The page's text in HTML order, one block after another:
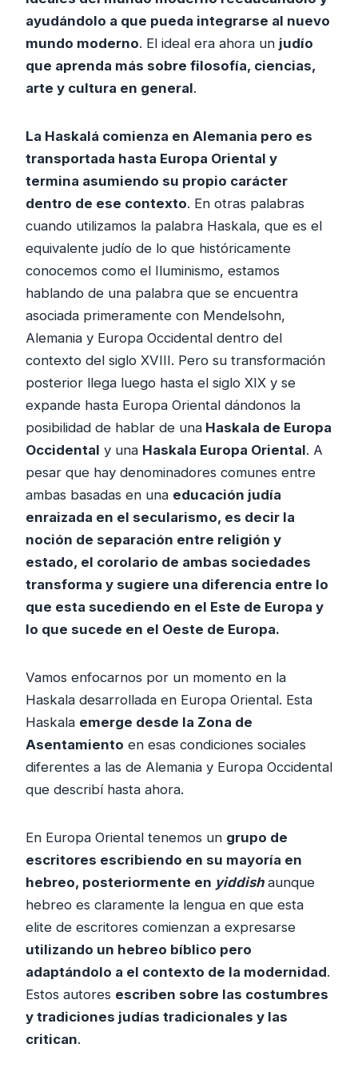
ayudándolo a que pueda integrarse al nuevo
mundo moderno. El ideal era ahora un judío
que aprenda más sobre filosofía, ciencias,
arte y cultura en general.
La Haskalá comienza en Alemania pero es
transportada hasta Europa Oriental y
termina asumiendo su propio carácter
dentro de ese contexto. En otras palabras
cuando utilizamos la palabra Haskala, que es el
equivalente judío de lo que históricamente
conocemos como el Iluminismo, estamos
hablando de una palabra que se encuentra
asociada primeramente con Mendelsohn,
Alemania y Europa Occidental dentro del
contexto del siglo XVIII. Pero su transformación
posterior llega luego hasta el siglo XIX y se
expande hasta Europa Oriental dándonos la
posibilidad de hablar de una Haskala de Europa
Occidental y una Haskala Europa Oriental. A
pesar que hay denominadores comunes entre
ambas basadas en una educación judía
enraizada en el secularismo, es decir la
noción de separación entre religión y
estado, el corolario de ambas sociedades
transforma y sugiere una diferencia entre lo
que esta sucediendo en el Este de Europa y
lo que sucede en el Oeste de Europa.
Vamos enfocarnos por un momento en la
Haskala desarrollada en Europa Oriental. Esta
Haskala emerge desde la Zona de
Asentamiento en esas condiciones sociales
diferentes a las de Alemania y Europa Occidental
que describí hasta ahora.
En Europa Oriental tenemos un grupo de
escritores escribiendo en su mayoría en
hebreo, posteriormente en yiddishaunque
hebreo es claramente la lengua en que esta
elite de escritores comienzan a expresarse
utilizando un hebreo bíblico pero
adaptándolo a el contexto de la modernidad.
Estos autores escriben sobre las costumbres
y tradiciones judías tradicionales y las
critican.